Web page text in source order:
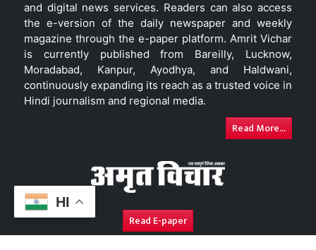
HI
and digital news services. Readers can also access
the e-version of the daily newspaper and weekly
magazine through the e-paper platform. Amrit Vichar
is currently published from Bareilly, Lucknow,
Moradabad, Kanpur, Ayodhya, and Haldwani,
continuously expanding its reach as a trusted voice in
Hindi journalism and regional media.
Read More...
Read E-paper